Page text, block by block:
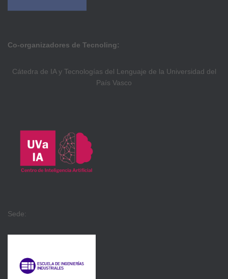
Co-organizadores de Tecnoling:
Cátedra de IA y Tecnologías del Lenguaje de la Universidad del
País Vasco
Sede: